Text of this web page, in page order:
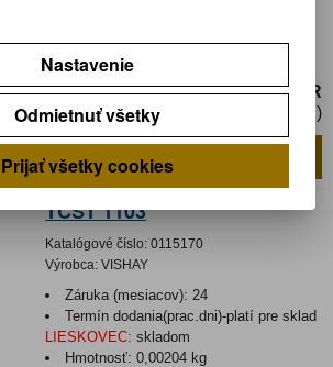
Senzor: optočlen; 32V;
CTR@If:5%@20mA; Výst: tranzistorové
2,25 EUR
1,83 EUR (Cena bez DPH)
ks Pridať do košíka
TCST 1103
Katalógové číslo: 0115170
Výrobca: VISHAY
Záruka (mesiacov): 24
Termín dodania(prac.dni)-platí pre sklad
LIESKOVEC: skladom
Hmotnosť:0,00204 kg
Nastavenie
Odmietnuť všetky
Prijať všetky cookies